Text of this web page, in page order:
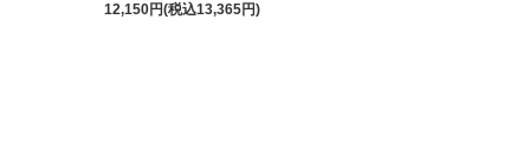
12,150円(税込13,365円)